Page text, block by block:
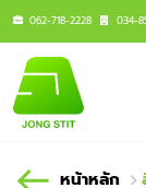
062-718-2228 034-
หน้าหลัก